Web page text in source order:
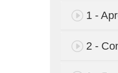
1 -
2 -